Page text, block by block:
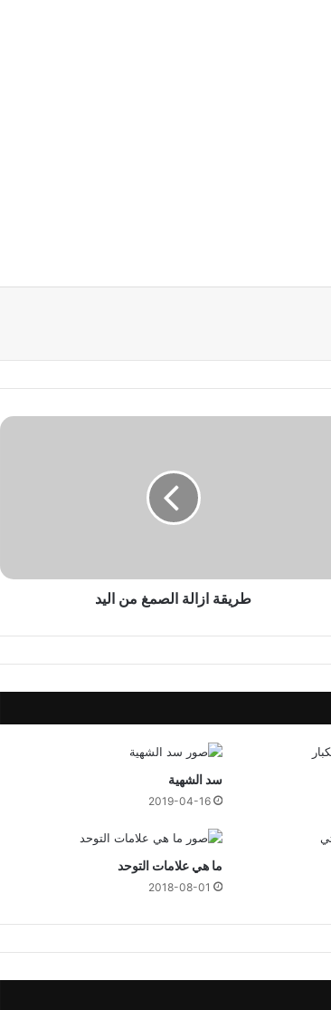
طريقة ازالة الصمغ من اليد
سد الشهية
2019-04-16
ما هي علامات التوحد
2018-08-01